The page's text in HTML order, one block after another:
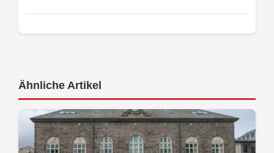
Ähnliche Artikel